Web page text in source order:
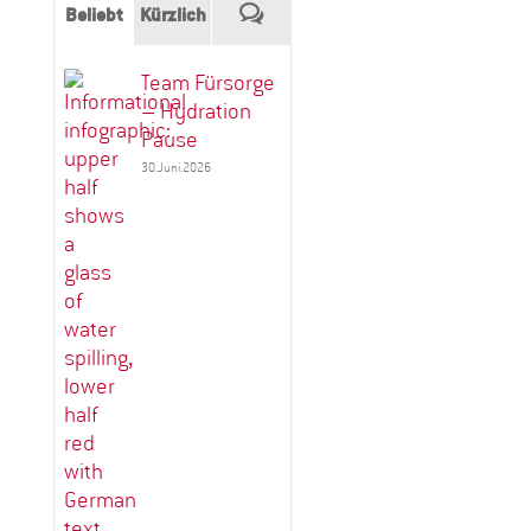
Beliebt Kürzlich Kommentare
Team Fürsorge
– Hydration
Pause
30.Juni.2026